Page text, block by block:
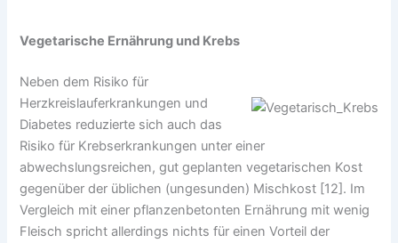
Vegetarische Ernährung und Krebs
Neben dem Risiko für
Herzkreislauferkrankungen und
Diabetes reduzierte sich auch das
Risiko für Krebserkrankungen unter einer
abwechslungsreichen, gut geplanten vegetarischen Kost
gegenüber der üblichen (ungesunden) Mischkost [12]. Im
Vergleich mit einer pflanzenbetonten Ernährung mit wenig
Fleisch spricht allerdings nichts für einen Vorteil der